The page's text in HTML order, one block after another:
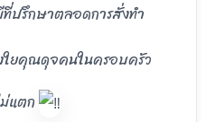
ปรึกษาตลอดการสั่งทำ
ใยคุณดุจคนในครอบครัว
แตก